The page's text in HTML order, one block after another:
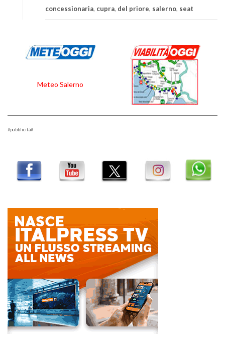
concessionaria, cupra, del priore, salerno, seat
Meteo Salerno
#pubblicità#